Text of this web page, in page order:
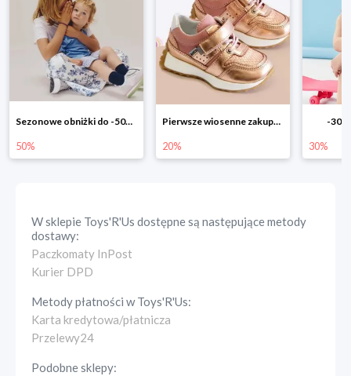
Pierwsze wiosenne zakupy -20%
20%
-30% na wszystko!!
30%
-40%
40%
W sklepie Toys'R'Us dostępne są następujące metody
dostawy:
Paczkomaty InPost
Kurier DPD
Metody płatności wToys'R'Us:
Karta kredytowa/płatnicza
Przelewy24
Podobne sklepy: